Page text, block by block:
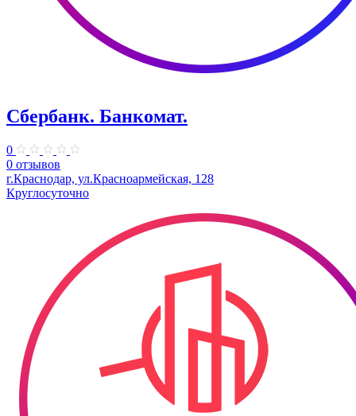
Сбербанк. Банкомат.
0
0 отзывов
г.Краснодар, ул.​Красноармейская, 128
Круглосуточно